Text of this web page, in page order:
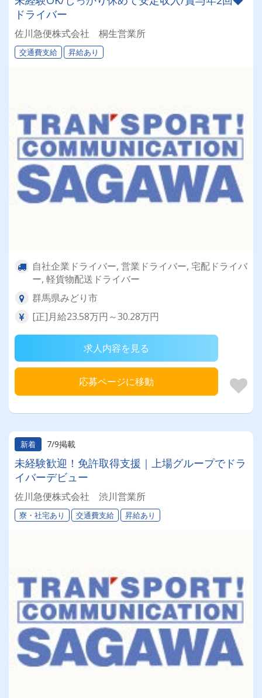
ドライバー
佐川急便株式会社 桐生営業所
交通費支給 昇給あり
自社企業ドライバー, 営業ドライバー, 宅配ドライバ
ー, 軽貨物配送ドライバー
群馬県みどり市
[正]月給23.58万円～30.28万円
求人内容を見る
応募ページに移動
新着 7/9掲載
未経験歓迎！免許取得支援｜上場グループでドラ
イバーデビュー
佐川急便株式会社 渋川営業所
寮・社宅あり 交通費支給 昇給あり